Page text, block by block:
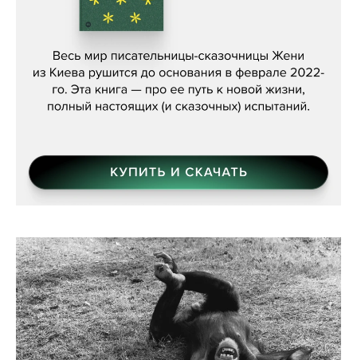
Женя Бережная, «(Не) о войне»